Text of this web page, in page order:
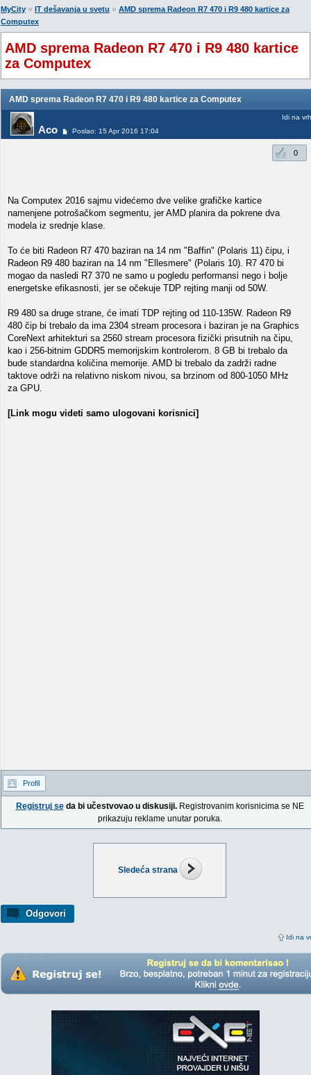
MyCity » IT dešavanja u svetu » AMD sprema Radeon R7 470 i R9 480 kartice za
Computex
AMD sprema Radeon R7 470 i R9 480 kartice
za Computex
AMD sprema Radeon R7 470 i R9 480 kartice za Computex
Sledeća strana
Odgovori
Idi na
Aco Poslao: 15 Apr 2016 17:04
Idi na vrh
0
Na Computex 2016 sajmu videćemo dve velike grafičke kartice
namenjene potrošačkom segmentu, jer AMD planira da pokrene dva
modela iz srednje klase.
To će biti Radeon R7 470 baziran na 14 nm "Baffin" (Polaris 11) čipu, i
Radeon R9 480 baziran na 14 nm "Ellesmere" (Polaris 10). R7 470 bi
mogao da nasledi R7 370 ne samo u pogledu performansi nego i bolje
energetske efikasnosti, jer se očekuje TDP rejting manji od 50W.
R9 480 sa druge strane, će imati TDP rejting od 110-135W. Radeon R9
480 čip bi trebalo da ima 2304 stream procesora i baziran je na Graphics
CoreNext arhitekturi sa 2560 stream procesora fizički prisutnih na čipu,
kao i 256-bitnim GDDR5 memorijskim kontrolerom. 8 GB bi trebalo da
bude standardna količina memorije. AMD bi trebalo da zadrži radne
taktove održi na relativno niskom nivou, sa brzinom od 800-1050 MHz
za GPU.
[Link mogu videti samo ulogovani korisnici]
Profil
Registruj seda bi učestvovao u diskusiji.Registrovanim korisnicima se NE
prikazuju reklame unutar poruka.